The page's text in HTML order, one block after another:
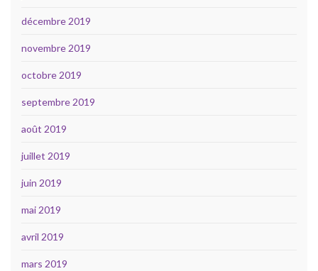
décembre 2019
novembre 2019
octobre 2019
septembre 2019
août 2019
juillet 2019
juin 2019
mai 2019
avril 2019
mars 2019